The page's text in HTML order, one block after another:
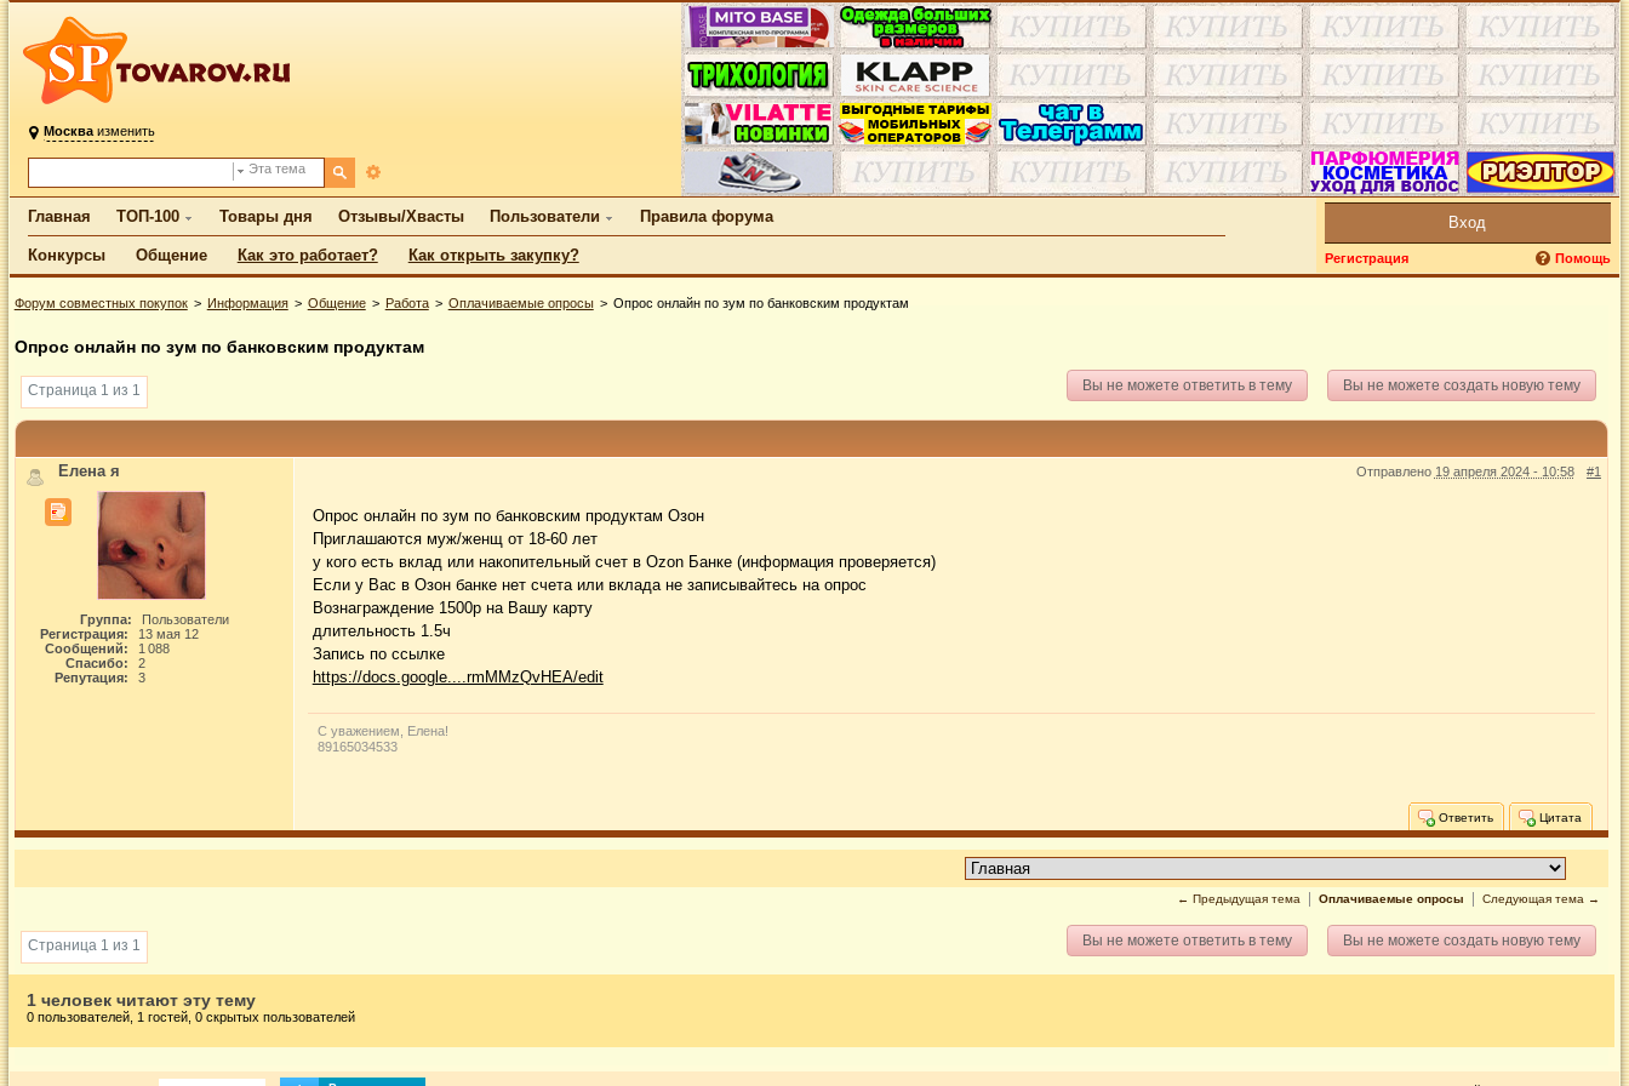
Москваизменить
Эта тема
Главная ТОП-100 Товары дня Отзывы/Хвасты Пользователи Правила форума
Конкурсы Общение Как это работает? Как открыть закупку?
Вход
Регистрация Помощь
Форум совместных покупок Информация Общение Работа Оплачиваемые опросы Опрос онлайн по зум по банковским продуктам
Опрос онлайн по зум по банковским продуктам
Страница 1 из 1 Вы не можете создать новую тему
Вы не можете ответить в тему
Елена я
Группа:
Пользователи
Регистрация:
13 мая 12
Сообщений:
1 088
Спасибо:
2
Репутация:
3
#1
Отправлено 19 апреля 2024 - 10:58
Опрос онлайн по зум по банковским продуктам Озон
Приглашаются муж/женщ от 18-60 лет
у кого есть вклад или накопительный счет в Ozon Банке (информация проверяется)
Если у Вас в Озон банке нет счета или вклада не записывайтесь на опрос
Вознаграждение 1500р на Вашу карту
длительность 1.5ч
Запись по ссылке
https://docs.google....rmMMzQvHEA/edit
С уважением, Елена!
89165034533
Цитата
Ответить
← Предыдущая тема Оплачиваемые опросы Следующая тема →
Страница 1 из 1 Вы не можете создать новую тему
Вы не можете ответить в тему
1 человек читают эту тему
0 пользователей, 1 гостей, 0 скрытых пользователей